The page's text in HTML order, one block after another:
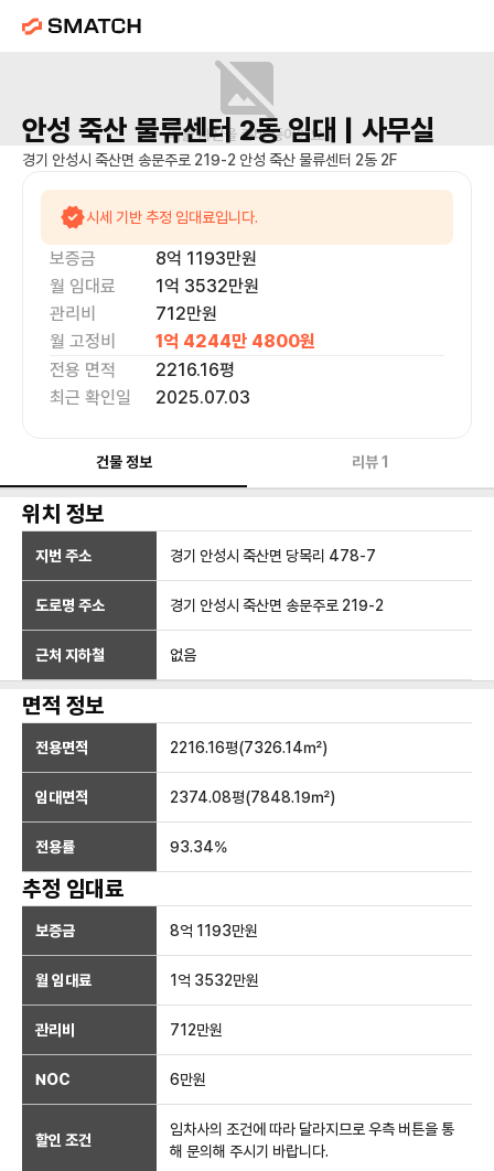
매물 사진을 준비 중이에요.
안성 죽산 물류센터 2동임대 | 사무실
경기 안성시 죽산면 송문주로 219-2 안성 죽산 물류센터 2동 2F
시세 기반 추정 임대료입니다.
보증금 8억 1193만원
월 임대료
1억 3532만원
관리비
712만원
월 고정비
1억 4244만 4800원
전용 면적
2216.16평
최근 확인일
2025.07.03
건물 정보 리뷰1
위치 정보
지번 주소 경기 안성시 죽산면 당목리 478-7
도로명 주소 경기 안성시 죽산면 송문주로 219-2
근처 지하철 없음
면적 정보
전용면적 2216.16평(7326.14㎡)
임대면적 2374.08평(7848.19㎡)
전용률 93.34%
추정 임대료
보증금 8억 1193만원
월 임대료 1억 3532만원
관리비 712만원
NOC 6만원
할인 조건
임차사의 조건에 따라 달라지므로 우측 버튼을 통
해 문의해 주시기 바랍니다.